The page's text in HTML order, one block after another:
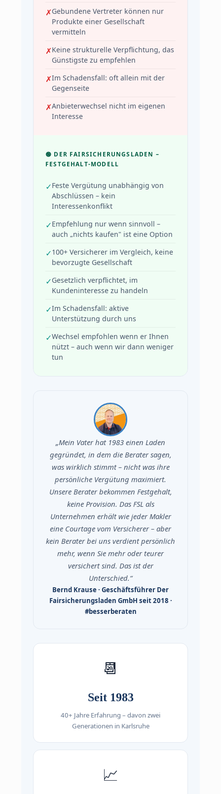
Gebundene Vertreter können nur
Produkte einer Gesellschaft
vermitteln
Keine strukturelle Verpflichtung, das
Günstigste zu empfehlen
Im Schadensfall: oft allein mit der
Gegenseite
Anbieterwechsel nicht im eigenen
Interesse
🟢 DER FAIRSICHERUNGSLADEN –
FESTGEHALT-MODELL
Feste Vergütung unabhängig von
Abschlüssen – kein
Interessenkonflikt
Empfehlung nur wenn sinnvoll –
auch „nichts kaufen" ist eine Option
100+ Versicherer im Vergleich, keine
bevorzugte Gesellschaft
Gesetzlich verpflichtet, im
Kundeninteresse zu handeln
Im Schadensfall: aktive
Unterstützung durch uns
Wechsel empfohlen wenn er Ihnen
nützt – auch wenn wir dann weniger
tun
„Mein Vater hat 1983 einen Laden
gegründet, in dem die Berater sagen,
was wirklich stimmt – nicht was ihre
persönliche Vergütung maximiert.
Unsere Berater bekommen Festgehalt,
keine Provision. Das FSL als
Unternehmen erhält wie jeder Makler
eine Courtage vom Versicherer – aber
kein Berater bei uns verdient persönlich
mehr, wenn Sie mehr oder teurer
versichert sind. Das ist der
Unterschied.“
Bernd Krause · Geschäftsführer Der
Fairsicherungsladen GmbH seit 2018 ·
#besserberaten
📆
Seit 1983
40+ Jahre Erfahrung – davon zwei
Generationen in Karlsruhe
📈